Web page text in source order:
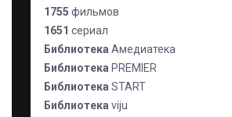
1755 фильмов
1651 сериал
Библиотека Амедиатека
Библиотека PREMIER
Библиотека START
Библиотека viju